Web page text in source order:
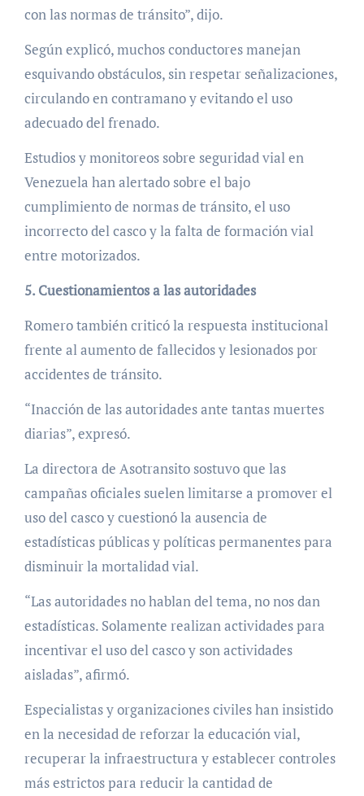
con las normas de tránsito”, dijo.
Según explicó, muchos conductores manejan
esquivando obstáculos, sin respetar señalizaciones,
circulando en contramano y evitando el uso
adecuado del frenado.
Estudios y monitoreos sobre seguridad vial en
Venezuela han alertado sobre el bajo
cumplimiento de normas de tránsito, el uso
incorrecto del casco y la falta de formación vial
entre motorizados.
5. Cuestionamientos a las autoridades
Romero también criticó la respuesta institucional
frente al aumento de fallecidos y lesionados por
accidentes de tránsito.
“Inacción de las autoridades ante tantas muertes
diarias”, expresó.
La directora de Asotransito sostuvo que las
campañas oficiales suelen limitarse a promover el
uso del casco y cuestionó la ausencia de
estadísticas públicas y políticas permanentes para
disminuir la mortalidad vial.
“Las autoridades no hablan del tema, no nos dan
estadísticas. Solamente realizan actividades para
incentivar el uso del casco y son actividades
aisladas”, afirmó.
Especialistas y organizaciones civiles han insistido
en la necesidad de reforzar la educación vial,
recuperar la infraestructura y establecer controles
más estrictos para reducir la cantidad de